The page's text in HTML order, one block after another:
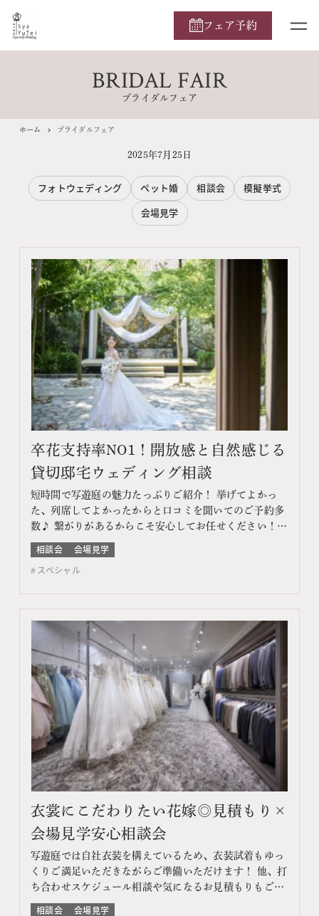
フェア予約
BRIDAL FAIR
ブライダルフェア
ホーム ブライダルフェア
2025年7月25日
フォトウェディング ペット婚 相談会
模擬挙式
会場見学
卒花支持率NO1！開放感と自然感じる
貸切邸宅ウェディング相談
短時間で写遊庭の魅力たっぷりご紹介！ 挙げてよかっ
た、列席してよかったからと口コミを聞いてのご予約多
数♪ 繋がりがあるからこそ安心してお任せください！
このフェアに含まれるコンテンツ フェア特典 特典内容
WEBサイトよりフェア予約をしていただき、ご来館いた
だいた方限定でエンゲージメントフォトをプレゼント♪
相談会
会場見学
スペシャル
衣裳にこだわりたい花嫁◎見積もり×
会場見学安心相談会
写遊庭では自社衣装を構えているため、衣装試着もゆっ
くりご満足いただきながらご準備いただけます！ 他、打
ち合わせスケジュール相談や気になるお見積もりもご提
案♪ このフェアに含まれるコンテンツ フェア特典 特典
相談会
会場見学